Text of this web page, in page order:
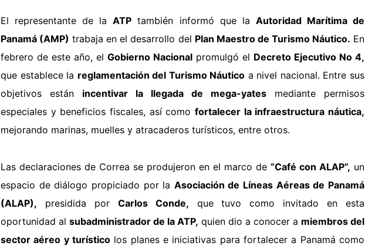
El representante de laATP también informó que la Autoridad Marítima de
Panamá (AMP) trabaja en el desarrollo del Plan Maestro de Turismo Náutico. En
febrero de este año, el Gobierno Nacional promulgó el Decreto Ejecutivo No 4,
que establece la reglamentación del Turismo Náutico a nivel nacional. Entre sus
objetivos están incentivar la llegada de mega-yates mediante permisos
especiales y beneficios fiscales, así como fortalecer la infraestructura náutica,
mejorando marinas, muelles y atracaderos turísticos, entre otros.
Las declaraciones de Correa se produjeron en el marco de “Café con ALAP”, un
espacio de diálogo propiciado por la Asociación de Líneas Aéreas de Panamá
(ALAP), presidida por Carlos Conde, que tuvo como invitado en esta
oportunidad al subadministrador de la ATP, quien dio a conocer a miembros del
sector aéreo y turístico los planes e iniciativas para fortalecer a Panamá como